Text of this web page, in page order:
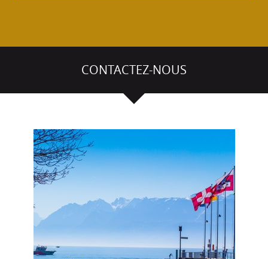
CONTACTEZ-NOUS